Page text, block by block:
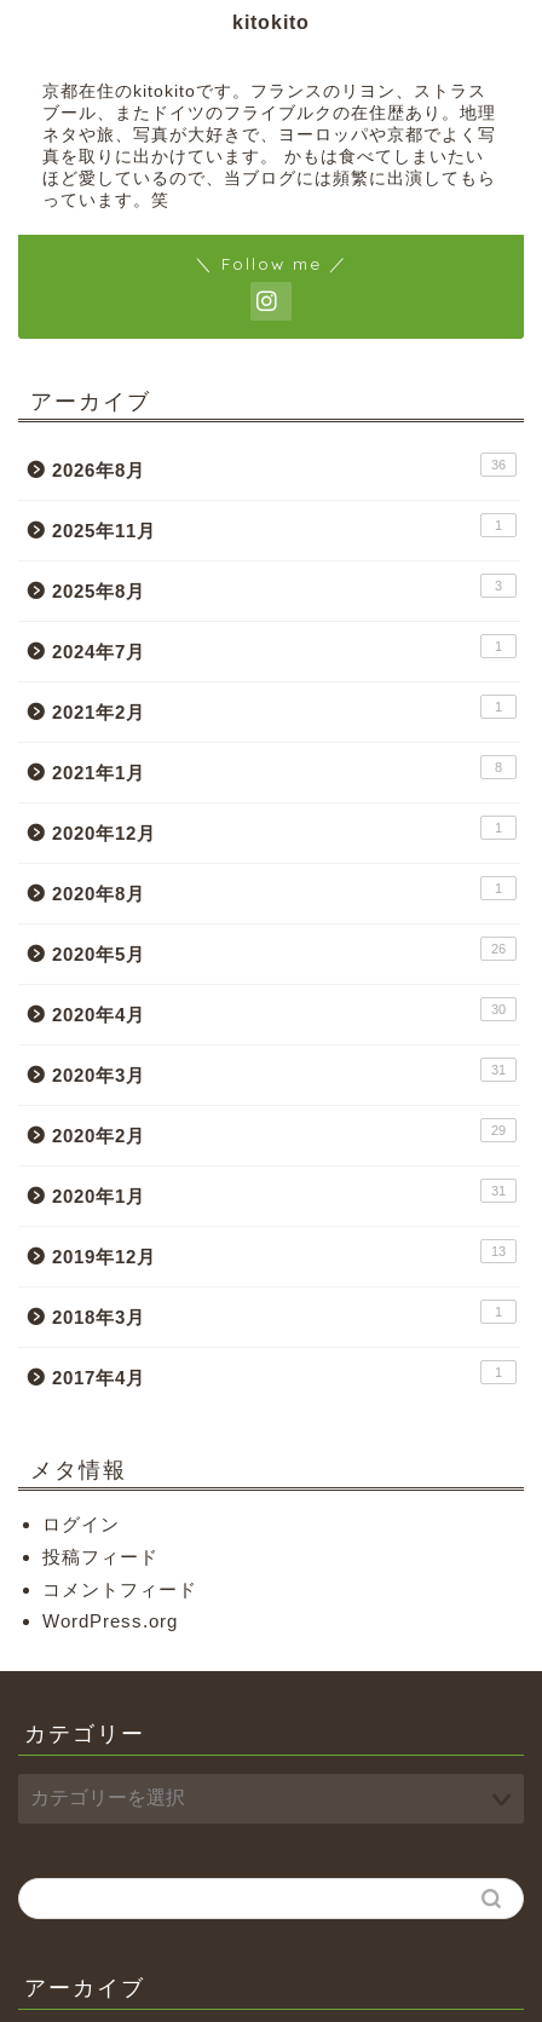
kitokito
京都在住のkitokitoです。フランスのリヨン、ストラス
ブール、またドイツのフライブルクの在住歴あり。地理
ネタや旅、写真が大好きで、ヨーロッパや京都でよく写
真を取りに出かけています。 かもは食べてしまいたい
ほど愛しているので、当ブログには頻繁に出演してもら
っています。笑
＼ Follow me ／
アーカイブ
2026年8月 36
2025年11月 1
2025年8月 3
2024年7月 1
2021年2月 1
2021年1月 8
2020年12月 1
2020年8月 1
2020年5月 26
2020年4月 30
2020年3月 31
2020年2月 29
2020年1月 31
2019年12月 13
2018年3月 1
2017年4月 1
メタ情報
ログイン
投稿フィード
コメントフィード
WordPress.org
カテゴリー
アーカイブ